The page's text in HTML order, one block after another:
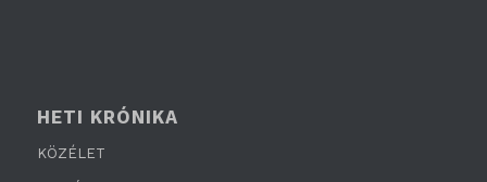
HETI KRÓNIKA
KÖZÉLET